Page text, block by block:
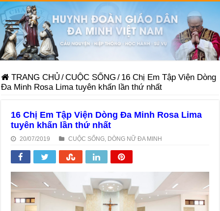
TRANG CHỦ /CUỘC SỐNG / 16 Chị Em Tập Viện Dòng
Đa Minh Rosa Lima tuyên khấn lần thứ nhất
16 Chị Em Tập Viện Dòng Đa Minh Rosa Lima
tuyên khấn lần thứ nhất
20/07/2019 CUỘC SỐNG DÒNG NỮ ĐA MINH